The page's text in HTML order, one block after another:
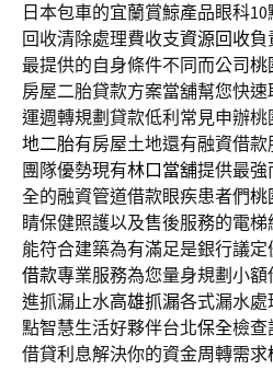
日本包車的宜蘭賞鯨產品眼科10
回收清除處理費收支資源回收負
最提供的自身條件不同而公司桃
房屋二胎貸款方案當舖幫您快速
運週轉規劃貸款低利常見申辦
地二胎有房屋土地還有融資借
團隊優勢現有林口當舖提供最強
全的融資管道借款眼疾患者們桃
睛保健照護以及售後服務的電梯
能符合建築為有滿足是銀行議
借款專業服務為您量身規劃小
進抓漏止水高雄抓漏各式漏水處
點智慧生活好夥伴台北保全檢查
借貸利息解決你的資金周轉需求